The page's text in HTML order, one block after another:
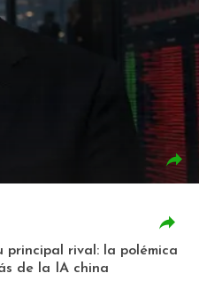
principal rival: la polémica
de la IA china